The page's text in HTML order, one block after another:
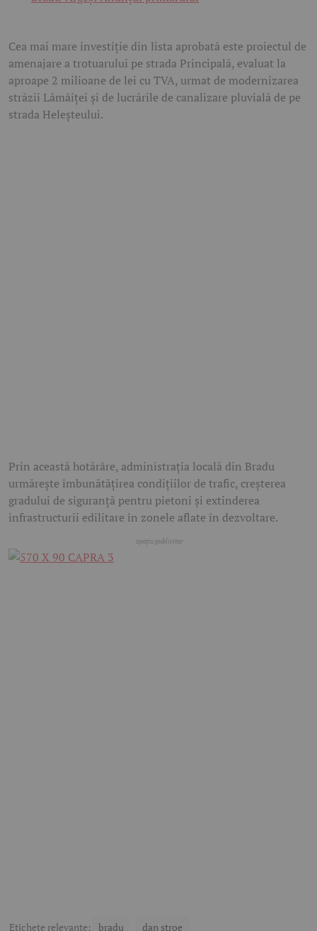
Cea mai mare investiție din lista aprobată este proiectul de
amenajare a trotuarului pe strada Principală, evaluat la
aproape 2 milioane de lei cu TVA, urmat de modernizarea
străzii Lămâiței și de lucrările de canalizare pluvială de pe
strada Heleșteului.
Prin această hotărâre, administrația locală din Bradu
urmărește îmbunătățirea condițiilor de trafic, creșterea
gradului de siguranță pentru pietoni și extinderea
infrastructurii edilitare în zonele aflate în dezvoltare.
Etichete relevante: bradu dan stroe